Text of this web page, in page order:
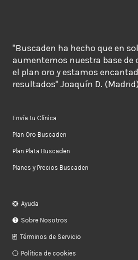
"Buscaden ha hecho que en
aumentemos nuestra base de
el plan oro y estamos
resultados" Joaquín D. (Madrid)
Envía tu Clínica
Plan Oro Buscaden
Plan Plata Buscaden
Planes y Precios Buscaden
Ayuda
Sobre Nosotros
Términos de Servicio
Política de cookies